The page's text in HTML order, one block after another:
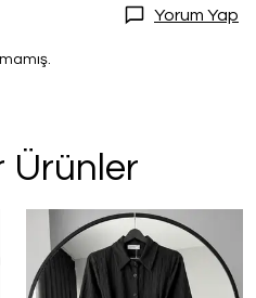
Yorum Yap
Ürünler